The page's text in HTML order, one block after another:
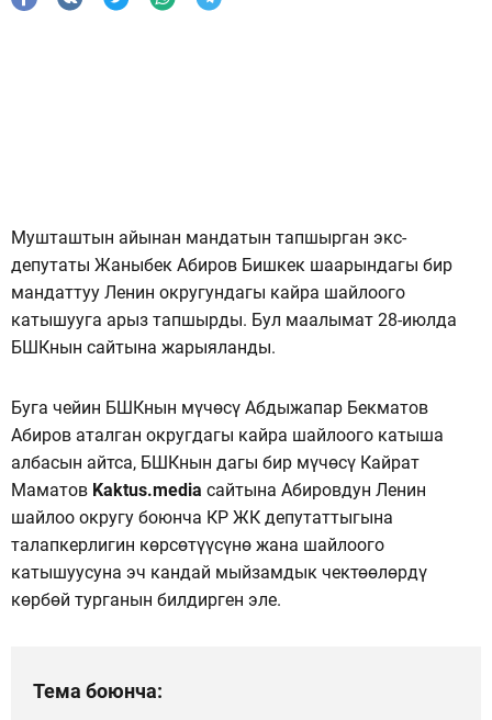
Мушташтын айынан мандатын тапшырган экс-
депутаты Жаныбек Абиров Бишкек шаарындагы бир
мандаттуу Ленин округундагы кайра шайлоого
катышууга арыз тапшырды. Бул маалымат 28-июлда
БШКнын сайтына жарыяланды.
Буга чейин БШКнын мүчөсү Абдыжапар Бекматов
Абиров аталган округдагы кайра шайлоого катыша
албасын айтса, БШКнын дагы бир мүчөсү Кайрат
Маматов Kaktus.media сайтына Абировдун Ленин
шайлоо округу боюнча КР ЖК депутаттыгына
талапкерлигин көрсөтүүсүнө жана шайлоого
катышуусуна эч кандай мыйзамдык чектөөлөрдү
көрбөй турганын билдирген эле.
Тема боюнча: